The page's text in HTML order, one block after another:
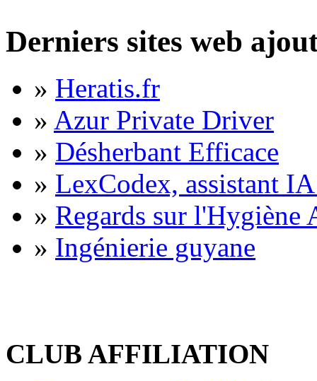
Derniers sites web
» Heratis.fr
» Azur Private Driver
» Désherbant Efficace
» LexCodex, assistant
» Regards sur l'Hygiène
» Ingénierie guyane
CLUB AFFILIATION